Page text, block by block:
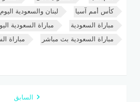
كأس أمم آسيا
لبنان والسعودية اليوم
مباراة السعودية
مباراة السعودية
مباراة السعودية بث مباشر
مباراة
السابق